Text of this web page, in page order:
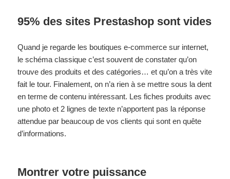
95% des sites Prestashop sont vides
Quand je regarde les boutiques e-commerce sur internet,
le schéma classique c’est souvent de constater qu’on
trouve des produits et des catégories… et qu’on a très vite
fait le tour. Finalement, on n’a rien à se mettre sous la dent
en terme de contenu intéressant. Les fiches produits avec
une photo et 2 lignes de texte n’apportent pas la réponse
attendue par beaucoup de vos clients qui sont en quête
d’informations.
Montrer votre puissance